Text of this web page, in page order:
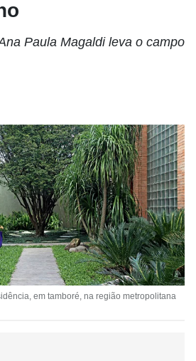
Paula Magaldi leva o campo
em tamboré, na região metropolitana